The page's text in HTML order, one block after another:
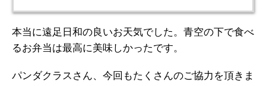
本当に遠足日和の良いお天気でした。青空の下で食べ
るお弁当は最高に美味しかったです。
パンダクラスさん、今回もたくさんのご協力を頂きま